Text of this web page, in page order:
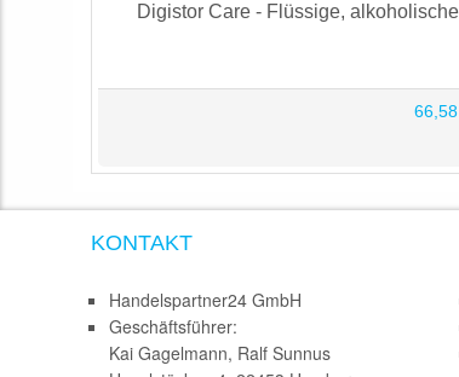
Digistor Care - Flüssige,
KONTAKT
Handelspartner24 GmbH
Geschäftsführer:
Kai Gagelmann, Ralf Sunnus